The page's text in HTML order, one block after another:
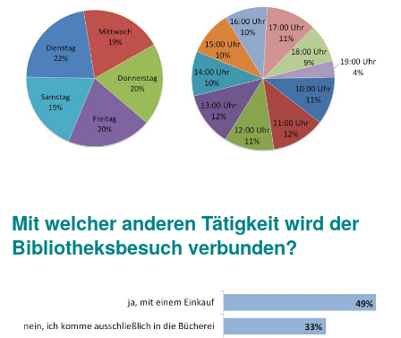
Mit welcher anderen Tätigkeit wird der
Bibliotheksbesuch verbunden?